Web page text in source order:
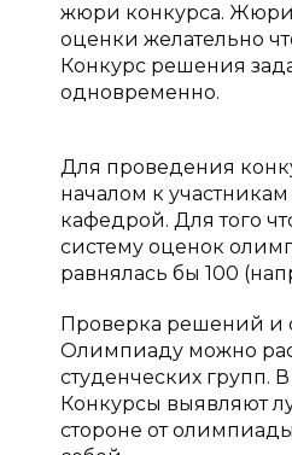
жюри конкурса. Жюри
оценки желательно
Конкурс решения
одновременно.
Для проведения
началом к
кафедрой. Для того
систему оценок
равнялась бы 100
Проверка решений и
Олимпиаду можно
студенческих групп.
Конкурсы выявляют
стороне от